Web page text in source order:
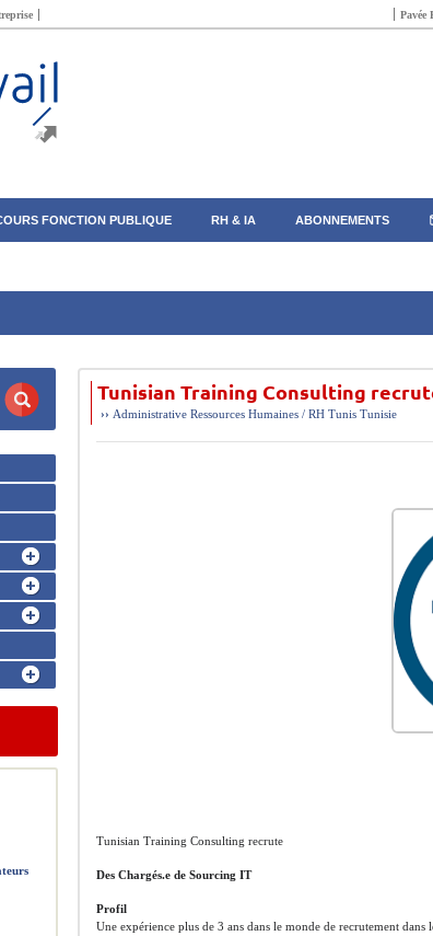
Pavée
FONCTION PUBLIQUE RH & IA ABONNEMENTS
Tunisian Training Consulting
›› Administrative Ressources Humaines / RH Tunis Tunisie
Tunisian Training Consulting recrute
Des Chargés.e de Sourcing IT
Profil
Une expérience plus de 3 ans dans le monde de recrutement dans